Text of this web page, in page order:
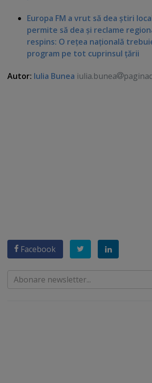
Europa FM a vrut să dea ştiri
permite să dea şi reclame
respins: O reţea naţională
program pe tot cuprinsul ţării
Autor: Iulia Bunea iulia.bunea
Facebook